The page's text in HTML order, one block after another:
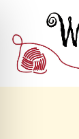
content